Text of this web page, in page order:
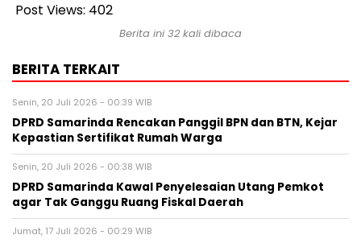
Post Views: 402
Berita ini 32 kali dibaca
BERITA TERKAIT
Senin, 20 Juli 2026 - 00:39 WIB
DPRD Samarinda Rencakan Panggil BPN dan BTN, Kejar
Kepastian Sertifikat Rumah Warga
Senin, 20 Juli 2026 - 00:38 WIB
DPRD Samarinda Kawal Penyelesaian Utang Pemkot
agar Tak Ganggu Ruang Fiskal Daerah
Jumat, 17 Juli 2026 - 00:29 WIB